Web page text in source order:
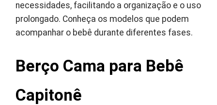
necessidades, facilitando a organização e o uso
prolongado. Conheça os modelos que podem
acompanhar o bebê durante diferentes fases.
Berço Cama para Bebê
Capitonê